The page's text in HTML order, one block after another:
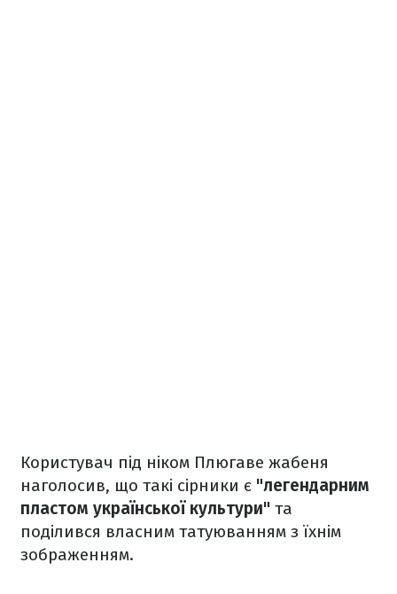
Користувач під ніком Плюгаве жабеня
наголосив, що такі сірники є "легендарним
пластом української культури" та
поділився власним татуюванням з їхнім
зображенням.